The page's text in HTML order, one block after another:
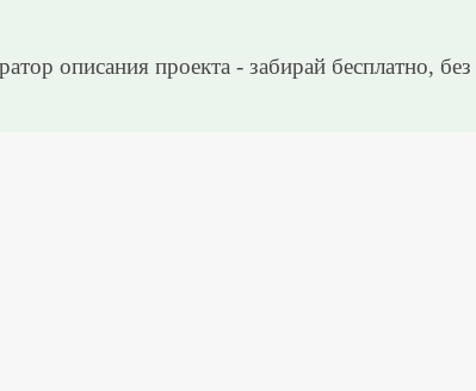
описания проекта - забирай бесплатно, без